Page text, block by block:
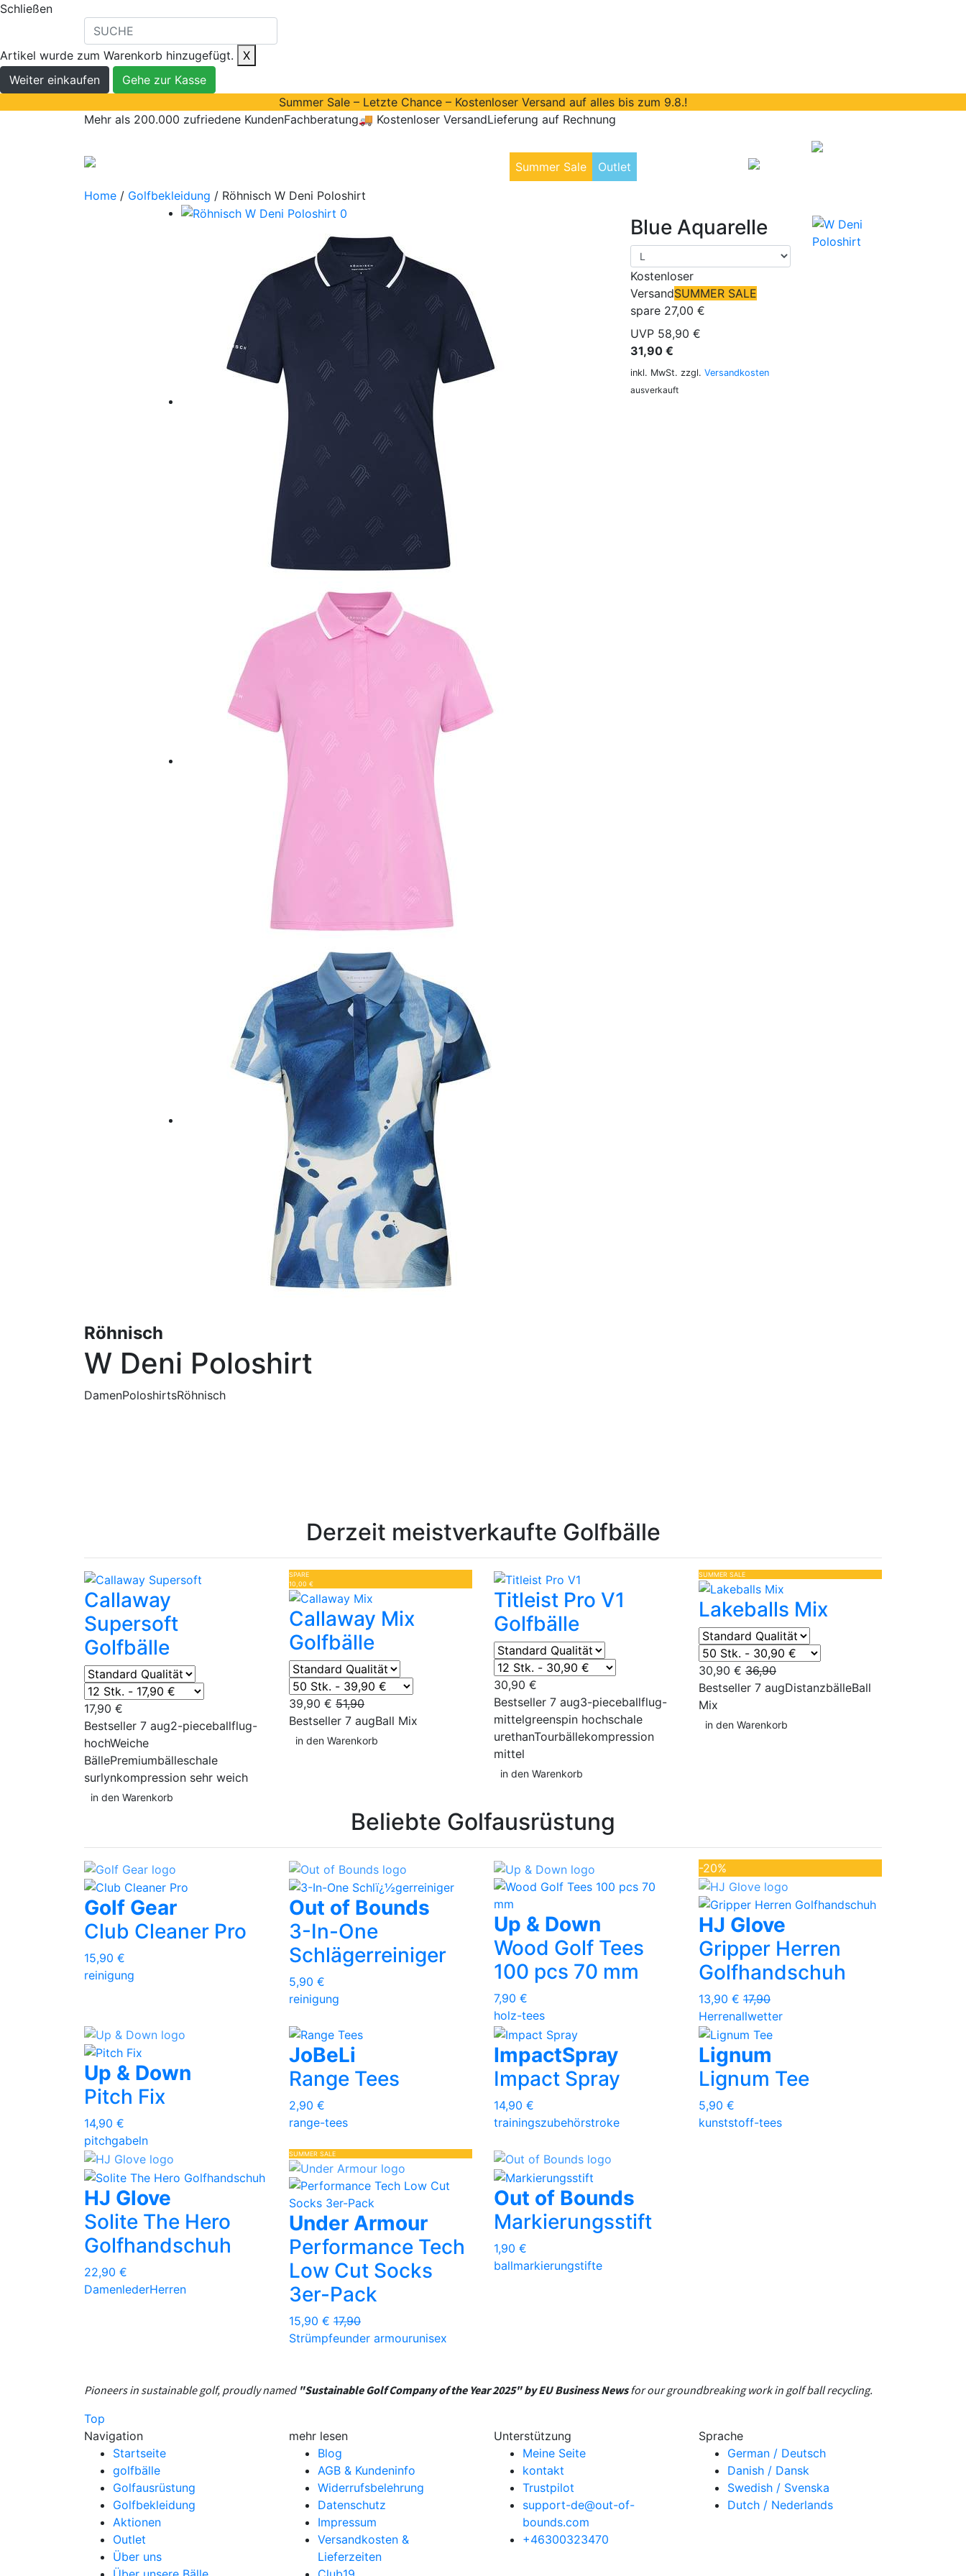
Schließen
Artikel wurde zum Warenkorb hinzugefügt.
X
Weiter einkaufen
Gehe zur Kasse
Summer Sale – Letzte Chance – Kostenloser Versand auf alles bis zum 9.8.!
Mehr als 200.000 zufriedene KundenFachberatung🚚 Kostenloser VersandLieferung auf Rechnung
Summer Sale Outlet
Home / Golfbekleidung / Röhnisch W Deni Poloshirt
Röhnisch
W Deni Poloshirt
DamenPoloshirtsRöhnisch
Blue Aquarelle
Kostenloser
VersandSUMMER SALE
spare 27,00 €
UVP 58,90 €
31,90 €
inkl. MwSt. zzgl. Versandkosten
ausverkauft
Derzeit meistverkaufte Golfbälle
Callaway
Supersoft
Golfbälle
17,90 €
Bestseller 7 aug2-pieceballflug-
hochWeiche
BällePremiumbälleschale
surlynkompression sehr weich
in den Warenkorb
SPARE
10,00 €
Callaway Mix
Golfbälle
39,90 € 51,90
Bestseller 7 augBall Mix
in den Warenkorb
Titleist Pro V1
Golfbälle
30,90 €
Bestseller 7 aug3-pieceballflug-
mittelgreenspin hochschale
urethanTourbällekompression
mittel
in den Warenkorb
SUMMER SALE
Lakeballs Mix
30,90 € 36,90
Bestseller 7 augDistanzbälleBall
Mix
in den Warenkorb
Beliebte Golfausrüstung
Golf Gear
Club Cleaner Pro
15,90 €
reinigung
Out of Bounds
3-In-One
Schlägerreiniger
5,90 €
reinigung
Up & Down
Wood Golf Tees
100 pcs 70 mm
7,90 €
holz-tees
-20%
HJ Glove
Gripper Herren
Golfhandschuh
13,90 € 17,90
Herrenallwetter
Up & Down
Pitch Fix
14,90 €
pitchgabeln
JoBeLi
Range Tees
2,90 €
range-tees
ImpactSpray
Impact Spray
14,90 €
trainingszubehörstroke
Lignum
Lignum Tee
5,90 €
kunststoff-tees
HJ Glove
Solite The Hero
Golfhandschuh
22,90 €
DamenlederHerren
SUMMER SALE
Under Armour
Performance Tech
Low Cut Socks
3er-Pack
15,90 € 17,90
Strümpfeunder armourunisex
Out of Bounds
Markierungsstift
1,90 €
ballmarkierungstifte
Pioneers in sustainable golf, proudly named "Sustainable Golf Company of the Year 2025" by EU Business Newsfor our groundbreaking work in golf ball recycling.
Top
Navigation
Startseite
golfbälle
Golfausrüstung
Golfbekleidung
Aktionen
Outlet
Über uns
mehr lesen
Blog
AGB & Kundeninfo
Widerrufsbelehrung
Datenschutz
Impressum
Versandkosten &
Lieferzeiten
Unterstützung
Meine Seite
kontakt
Trustpilot
support-de@out-of-
bounds.com
+46300323470
Sprache
German / Deutsch
Danish / Dansk
Swedish / Svenska
Dutch / Nederlands